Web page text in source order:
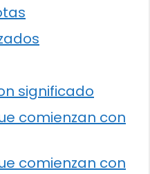
significado
comienzan con
comienzan con